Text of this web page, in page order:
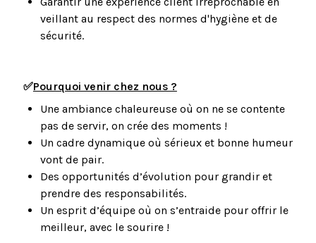
veillant au respect des normes d'hygiène et de
sécurité.
✅Pourquoi venir chez nous ?
Une ambiance chaleureuse où on ne se contente
pas de servir, on crée des moments !
Un cadre dynamique où sérieux et bonne humeur
vont de pair.
Des opportunités d’évolution pour grandir et
prendre des responsabilités.
Un esprit d’équipe où on s’entraide pour offrir le
meilleur, avec le sourire !